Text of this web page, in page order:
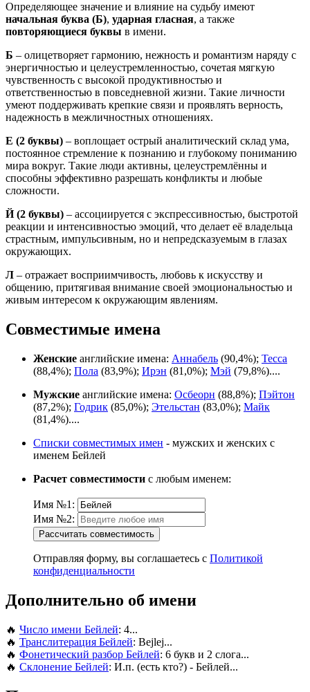
Определяющее значение и влияние на судьбу имеют
начальная буква (Б), ударная гласная, а также
повторяющиеся буквы в имени.
Б – олицетворяет гармонию, нежность и романтизм наряду с
энергичностью и целеустремленностью, сочетая мягкую
чувственность с высокой продуктивностью и
ответственностью в повседневной жизни. Такие личности
умеют поддерживать крепкие связи и проявлять верность,
надежность в межличностных отношениях.
Е (2 буквы) – воплощает острый аналитический склад ума,
постоянное стремление к познанию и глубокому пониманию
мира вокруг. Такие люди активны, целеустремлённы и
способны эффективно разрешать конфликты и любые
сложности.
Й (2 буквы) – ассоциируется с экспрессивностью, быстротой
реакции и интенсивностью эмоций, что делает её владельца
страстным, импульсивным, но и непредсказуемым в глазах
окружающих.
Л – отражает восприимчивость, любовь к искусству и
общению, притягивая внимание своей эмоциональностью и
живым интересом к окружающим явлениям.
Совместимые имена
Женские английские имена: Аннабель (90,4%); Тесса
(88,4%); Пола (83,9%); Ирэн (81,0%); Мэй (79,8%)....
Мужские английские имена: Осбеорн (88,8%); Пэйтон
(87,2%); Годрик (85,0%); Этельстан (83,0%); Майк
(81,4%)....
Списки совместимых имен - мужских и женских с
именем Бейлей
Расчет совместимости с любым именем:
Имя №1:
Имя №2:
Рассчитать совместимость
Отправляя форму, вы соглашаетесь с Политикой
конфиденциальности
Дополнительно об имени
🔥 Число имени Бейлей: 4...
🔥 Транслитерация Бейлей: Bejlej...
🔥 Фонетический разбор Бейлей: 6 букв и 2 слога...
🔥 Склонение Бейлей: И.п. (есть кто?) - Бейлей...